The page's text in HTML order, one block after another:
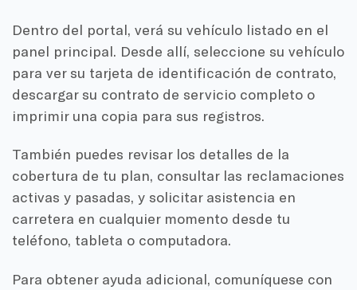
Dentro del portal, verá su vehículo listado en el
panel principal. Desde allí, seleccione su vehículo
para ver su tarjeta de identificación de contrato,
descargar su contrato de servicio completo o
imprimir una copia para sus registros.
También puedes revisar los detalles de la
cobertura de tu plan, consultar las reclamaciones
activas y pasadas, y solicitar asistencia en
carretera en cualquier momento desde tu
teléfono, tableta o computadora.
Para obtener ayuda adicional, comuníquese con